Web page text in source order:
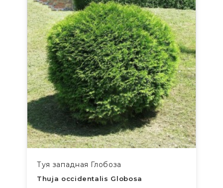
Туя западная Глобоза
Thuja occidentalis Globosa